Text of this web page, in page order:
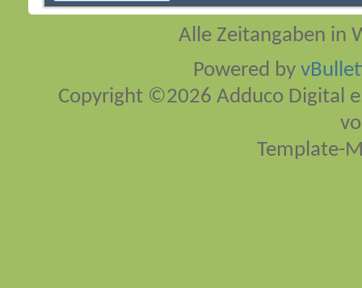
Alle Zeitangaben in
Powered by
Copyright ©2026 Adduco Digital
Template-